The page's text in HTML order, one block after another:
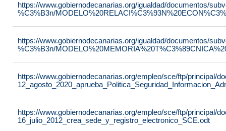
https://www.gobiernodecanarias.org/igualdad/documentos/
%C3%B3n/
https://www.gobiernodecanarias.org/igualdad/documentos/
%C3%B3n/
https://www.gobiernodecanarias.org/empleo/sce/ftp/principal/
https://www.gobiernodecanarias.org/empleo/sce/ftp/principal/
16_julio_2012_crea_sede_y_registro_electronico_SCE.odt